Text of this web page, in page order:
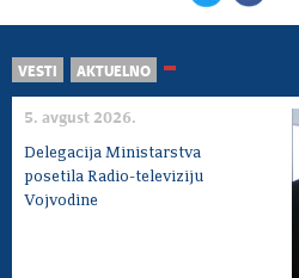
VESTI AKTUELNO
5. avgust 2026.
Delegacija Ministarstva
posetila Radio-televiziju
Vojvodine